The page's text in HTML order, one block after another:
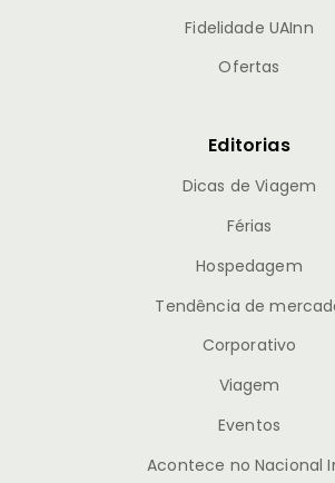
Fidelidade UAInn
Ofertas
Editorias
Dicas de Viagem
Férias
Hospedagem
Tendência de
Corporativo
Viagem
Eventos
Acontece no Nacional